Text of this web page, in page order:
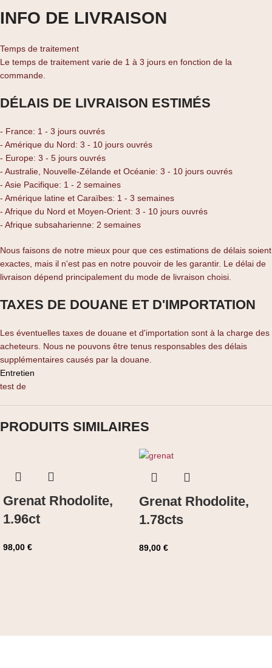
INFO DE LIVRAISON
Temps de traitement
Le temps de traitement varie de 1 à 3 jours en fonction de la
commande.
DÉLAIS DE LIVRAISON ESTIMÉS
- France: 1 - 3 jours ouvrés
- Amérique du Nord: 3 - 10 jours ouvrés
- Europe: 3 - 5 jours ouvrés
- Australie, Nouvelle-Zélande et Océanie: 3 - 10 jours ouvrés
- Asie Pacifique: 1 - 2 semaines
- Amérique latine et Caraïbes: 1 - 3 semaines
- Afrique du Nord et Moyen-Orient: 3 - 10 jours ouvrés
- Afrique subsaharienne: 2 semaines
Nous faisons de notre mieux pour que ces estimations de délais soient
exactes, mais il n'est pas en notre pouvoir de les garantir. Le délai de
livraison dépend principalement du mode de livraison choisi.
TAXES DE DOUANE ET D'IMPORTATION
Les éventuelles taxes de douane et d'importation sont à la charge des
acheteurs. Nous ne pouvons être tenus responsables des délais
supplémentaires causés par la douane.
Entretien
test de
PRODUITS SIMILAIRES
Grenat Rhodolite,
1.96ct
98,00 €
Grenat Rhodolite,
1.78cts
89,00 €